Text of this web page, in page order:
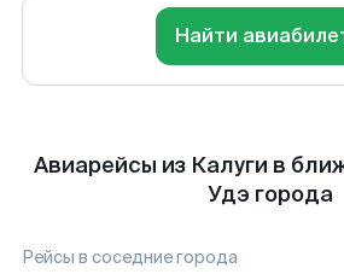
Найти
Авиарейсы из Калуги в
Удэ города
Рейсы в соседние города